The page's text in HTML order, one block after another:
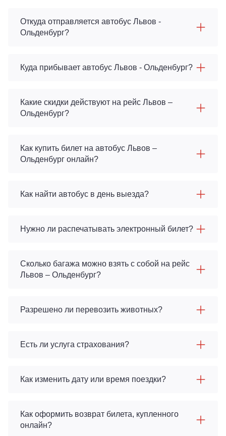
Откуда отправляется автобус Львов -
Ольденбург?
Куда прибывает автобус Львов - Ольденбург?
Какие скидки действуют на рейс Львов –
Ольденбург?
Как купить билет на автобус Львов –
Ольденбург онлайн?
Как найти автобус в день выезда?
Нужно ли распечатывать электронный билет?
Сколько багажа можно взять с собой на рейс
Львов – Ольденбург?
Разрешено ли перевозить животных?
Есть ли услуга страхования?
Как изменить дату или время поездки?
Как оформить возврат билета, купленного
онлайн?